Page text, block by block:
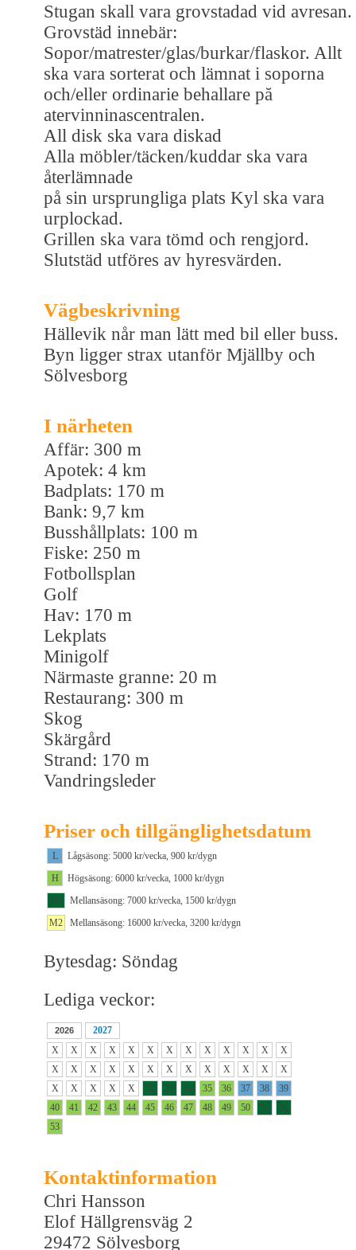
Stugan skall vara grovstadad vid avresan.
Grovstäd innebär:
Sopor/matrester/glas/burkar/flaskor. Allt
ska vara sorterat och lämnat i soporna
och/eller ordinarie behallare pă
atervinninascentralen.
All disk ska vara diskad
Alla möbler/täcken/kuddar ska vara
återlämnade
på sin ursprungliga plats Kyl ska vara
urplockad.
Grillen ska vara tömd och rengjord.
Slutstäd utföres av hyresvärden.
Vägbeskrivning
Hällevik når man lätt med bil eller buss.
Byn ligger strax utanför Mjällby och
Sölvesborg
I närheten
Affär: 300 m
Apotek: 4 km
Badplats: 170 m
Bank: 9,7 km
Busshållplats: 100 m
Fiske: 250 m
Fotbollsplan
Golf
Hav: 170 m
Lekplats
Minigolf
Närmaste granne: 20 m
Restaurang: 300 m
Skog
Skärgård
Strand: 170 m
Vandringsleder
Priser och tillgänglighetsdatum
L
Lågsäsong: 5000 kr/vecka, 900 kr/dygn
H
Högsäsong: 6000 kr/vecka, 1000 kr/dygn
M1
Mellansäsong: 7000 kr/vecka, 1500 kr/dygn
M2
Mellansäsong: 16000 kr/vecka, 3200 kr/dygn
Bytesdag: Söndag
Lediga veckor:
2026
2027
X
X X X X X X X X X X X
X
X
X X X X X X X X X X X
X
X
X X X X 32 33 34 35 36 37 38
39
40
41 42 43 44 45 46 47 48 49 50 51
52
53
Kontaktinformation
Chri Hansson
Elof Hällgrensväg 2
29472 Sölvesborg